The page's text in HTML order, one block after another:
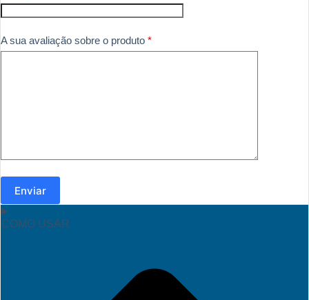
A sua avaliação sobre o produto *
Enviar
COMO USAR